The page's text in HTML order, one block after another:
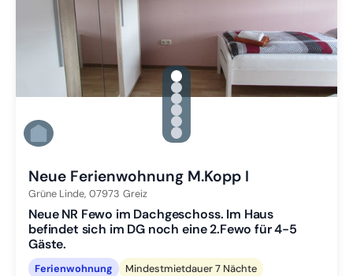
gallery.slide_selector
Zu Slide 1 wechseln
Zu Slide 2 wechseln
Zu Slide 3 wechseln
Zu Slide 4 wechseln
Zu Slide 5 wechseln
Zu Slide 6 wechseln
Neue Ferienwohnung M.Kopp I
Grüne Linde, 07973 Greiz
Neue NR Fewo im Dachgeschoss. Im Haus
befindet sich im DG noch eine 2.Fewo für 4-5
Gäste.
Ferienwohnung
Mindestmietdauer 7 Nächte